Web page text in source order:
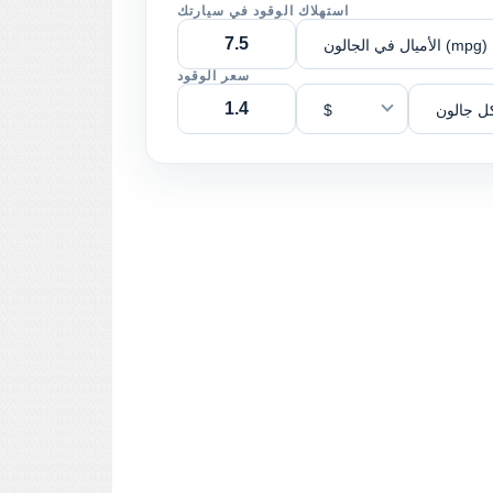
استهلاك الوقود في سيارتك
الأميال في الجالون (mpg)
سعر الوقود
$ جالون